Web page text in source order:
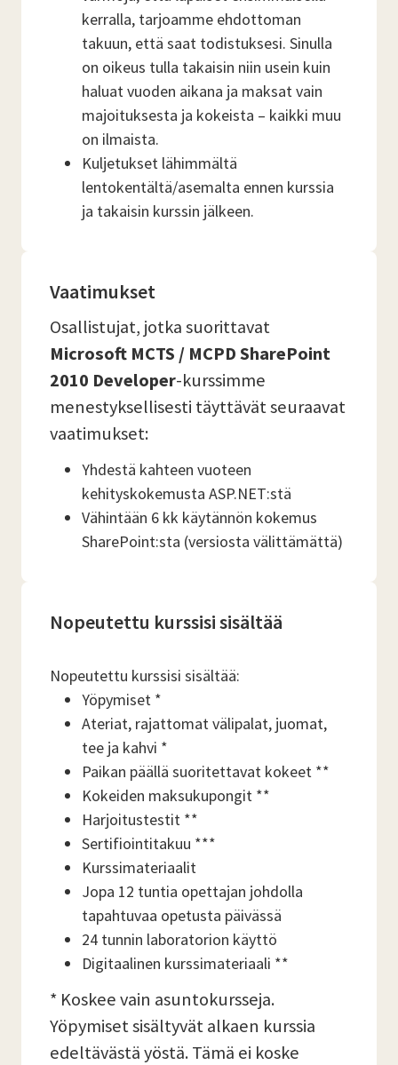
kerralla, tarjoamme ehdottoman
takuun, että saat todistuksesi. Sinulla
on oikeus tulla takaisin niin usein kuin
haluat vuoden aikana ja maksat vain
majoituksesta ja kokeista – kaikki muu
on ilmaista.
Kuljetukset lähimmältä
lentokentältä/asemalta ennen kurssia
ja takaisin kurssin jälkeen.
Vaatimukset
Osallistujat, jotka suorittavat
Microsoft MCTS / MCPD SharePoint
2010 Developer-kurssimme
menestyksellisesti täyttävät seuraavat
vaatimukset:
Yhdestä kahteen vuoteen
kehityskokemusta ASP.NET:stä
Vähintään 6 kk käytännön kokemus
SharePoint:sta (versiosta välittämättä)
Nopeutettu kurssisi sisältää
Nopeutettu kurssisi sisältää:
Yöpymiset *
Ateriat, rajattomat välipalat, juomat,
tee ja kahvi *
Paikan päällä suoritettavat kokeet **
Kokeiden maksukupongit **
Harjoitustestit **
Sertifiointitakuu ***
Kurssimateriaalit
Jopa 12 tuntia opettajan johdolla
tapahtuvaa opetusta päivässä
24 tunnin laboratorion käyttö
Digitaalinen kurssimateriaali **
* Koskee vain asuntokursseja.
Yöpymiset sisältyvät alkaen kurssia
edeltävästä yöstä. Tämä ei koske